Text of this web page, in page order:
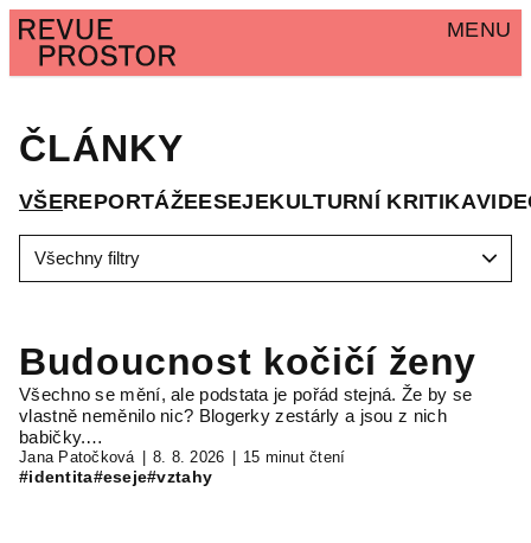
MENU
ČLÁNKY
VŠEREPORTÁŽEESEJEKULTURNÍ KRITIKA
Všechny filtry
Budoucnost kočičí ženy
Všechno se mění, ale podstata je pořád stejná. Že by se
vlastně neměnilo nic? Blogerky zestárly a jsou z nich
babičky.…
Jana Patočková 8. 8. 2026 15 minut čtení
#identita#eseje#vztahy